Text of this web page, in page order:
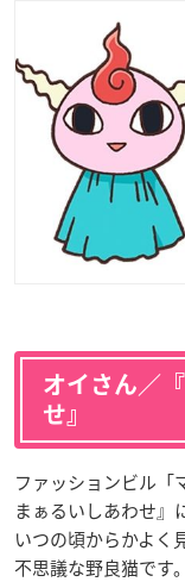
オイさん／
せ』
ファッションビル「
まぁるいしあわせ』
いつの頃からかよく
不思議な野良猫です。